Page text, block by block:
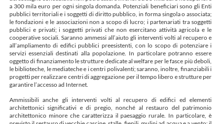
a 300 mila euro per ogni singola domanda. Potenziali beneficiari sono gli Enti
pubblici territoriali e i soggetti di diritto pubblico, in forma singola o associata;
le fondazioni e le associazioni non a scopo di lucro; i partenariati tra soggetti
pubblici e privati; i soggetti privati che non esercitano attività agricola e le
cooperative sociali. Saranno ammessi all’aiuto gli interventi volti al recupero e
all’ampliamento di edifici pubblici preesistenti, con lo scopo di potenziare i
servizi essenziali destinati alla popolazione. In particolare potranno essere
oggetto di finanziamento le strutture dedicate al welfare per le fasce più deboli,
le biblioteche, le mediateche e i centri polivalenti; saranno, inoltre, finanziabili i
progetti per realizzare centri di aggregazione per il tempo libero e strutture per
garantire l’accesso ad Internet.
Ammissibili anche gli interventi volti al recupero di edifici ed elementi
architettonici significativi e di pregio, nonché al restauro del patrimonio
architettonico minore che caratterizza il paesaggio rurale. In particolare, è